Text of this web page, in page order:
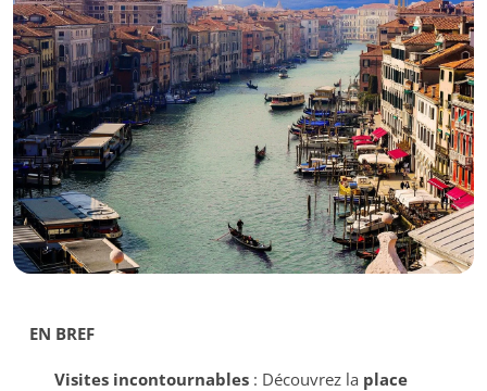
EN BREF
Visites incontournables: Découvrez la place